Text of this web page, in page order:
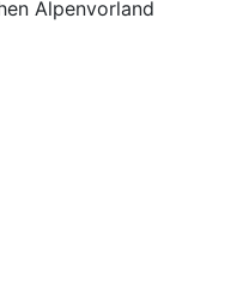
Alpenvorland